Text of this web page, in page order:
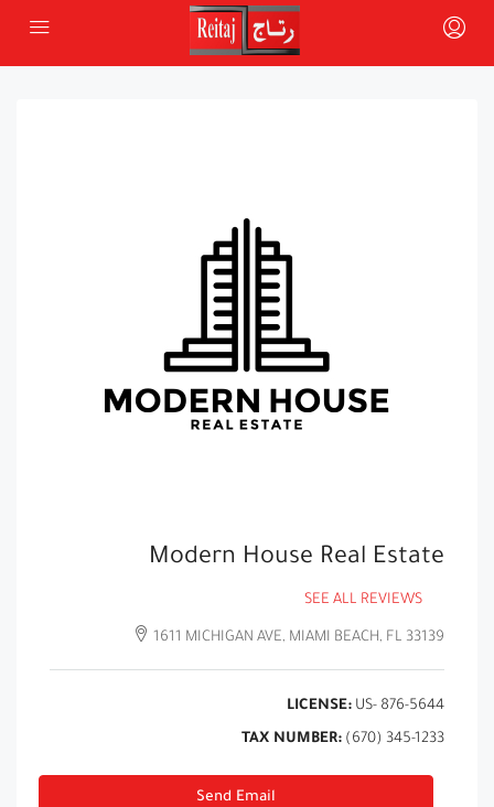
Modern House Real Estate
SEE ALL REVIEWS
1611 MICHIGAN AVE, MIAMI BEACH, FL 33139
LICENSE: US- 876-5644
TAX NUMBER: (670) 345-1233
Send Email